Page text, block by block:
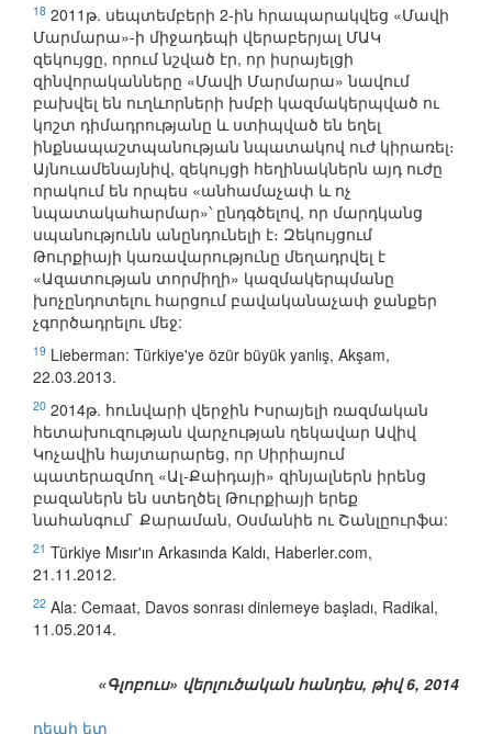
18 2011թ. սեպտեմբերի 2-ին հրապարակվեց «Մավի
Մարմարա»-ի միջադեպի վերաբերյալ ՄԱԿ
զեկույցը, որում նշված էր, որ իսրայելցի
զինվորականները «Մավի Մարմարա» նավում
բախվել են ուղևորների խմբի կազմակերպված ու
կոշտ դիմադրությանը և ստիպված են եղել
ինքնապաշտպանության նպատակով ուժ կիրառել։
Այնուամենայնիվ, զեկույցի հեղինակներն այդ ուժը
որակում են որպես «անհամաչափ և ոչ
նպատակահարմար»՝ ընդգծելով, որ մարդկանց
սպանությունն անընդունելի է։ Զեկույցում
Թուրքիայի կառավարությունը մեղադրվել է
«Ազատության տորմիղի» կազմակերպմանը
խոչընդոտելու հարցում բավականաչափ ջանքեր
չգործադրելու մեջ:
19 Lieberman: Türkiye'ye özür büyük yanlış, Akşam,
22.03.2013.
20 2014թ. հունվարի վերջին Իսրայելի ռազմական
հետախուզության վարչության ղեկավար Ավիվ
Կոչավին հայտարարեց, որ Սիրիայում
պատերազմող «Ալ-Քաիդայի» զինյալներն իրենց
բազաներն են ստեղծել Թուրքիայի երեք
նահանգում` Քարաման, Օսմանիե ու Շանլըուրֆա:
21 Türkiye Mısır'ın Arkasında Kaldı, Haberler.com,
21.11.2012.
22 Ala: Cemaat, Davos sonrası dinlemeye başladı, Radikal,
11.05.2014.
«Գլոբուս» վերլուծական հանդես, թիվ 6, 2014
դեպի ետ